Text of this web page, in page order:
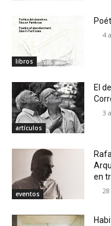
libros
4
artículos
El
3
eventos
en